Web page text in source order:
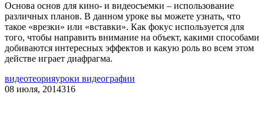
Основа основ для кино- и видеосъемки – использование
различных планов. В данном уроке вы можете узнать, что
такое «врезки» или «вставки». Как фокус используется для
того, чтобы направить внимание на объект, какими способами
добиваются интересных эффектов и какую роль во всем этом
действе играет диафрагма.
видеотеорияуроки видеографии
08 июля, 2014316